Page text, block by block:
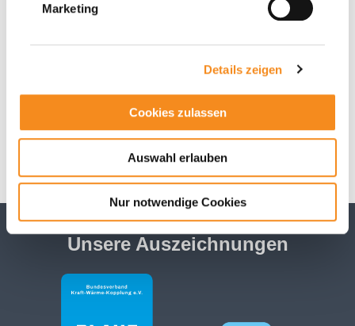
Marketing
Details zeigen
Cookies zulassen
Auswahl erlauben
Nur notwendige Cookies
Die ausgezeichneten Grundschulen durften sich in diesem
Zurück zur Übersicht
Unsere Auszeichnungen